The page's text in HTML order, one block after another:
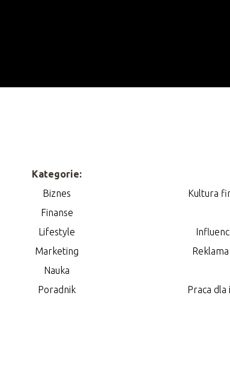
Kategorie:
Biznes
Finanse
Lifestyle
Marketing
Nauka
Poradnik
Kultura
Praca